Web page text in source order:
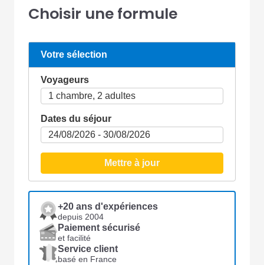
Choisir une formule
Votre sélection
Voyageurs
Dates du séjour
Mettre à jour
+20 ans d'expériences
depuis 2004
Paiement sécurisé
et facilité
Service client
basé en France